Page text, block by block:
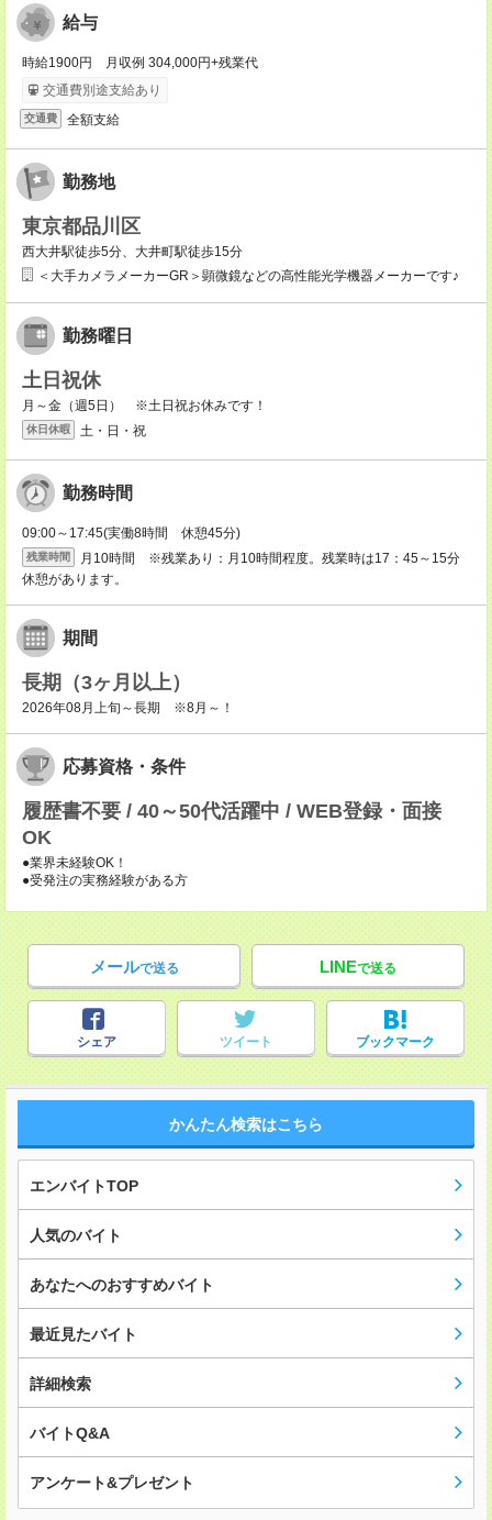
給与
時給1900円 月収例 304,000円+残業代
交通費別途支給あり
交通費 全額支給
勤務地
東京都品川区
西大井駅徒歩5分、大井町駅徒歩15分
＜大手カメラメーカーGR＞顕微鏡などの高性能光学機器メーカーです♪
勤務曜日
土日祝休
月～金（週5日） ※土日祝お休みです！
休日休暇 土・日・祝
勤務時間
09:00～17:45(実働8時間 休憩45分)
残業時間
月10時間 ※残業あり：月10時間程度。残業時は17：45～15分
休憩があります。
期間
長期（3ヶ月以上）
2026年08月上旬～長期 ※8月～！
応募資格・条件
履歴書不要 / 40～50代活躍中 / WEB登録・面接
OK
●業界未経験OK！
●受発注の実務経験がある方
メールで送る LINEで送る
シェア ツイート ブックマーク
かんたん検索はこちら
エンバイトTOP
人気のバイト
あなたへのおすすめバイト
最近見たバイト
詳細検索
バイトQ&A
アンケート&プレゼント